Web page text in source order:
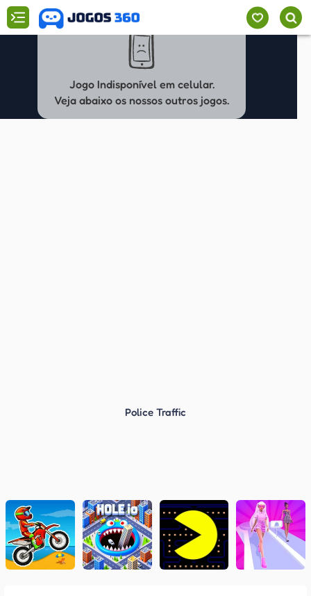
Jogo Indisponível em celular.
Veja abaixo os nossos outros jogos.
Police Traffic